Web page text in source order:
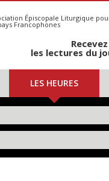
Épiscopale Liturgique
Francophones
les lectures du
LES HEURES